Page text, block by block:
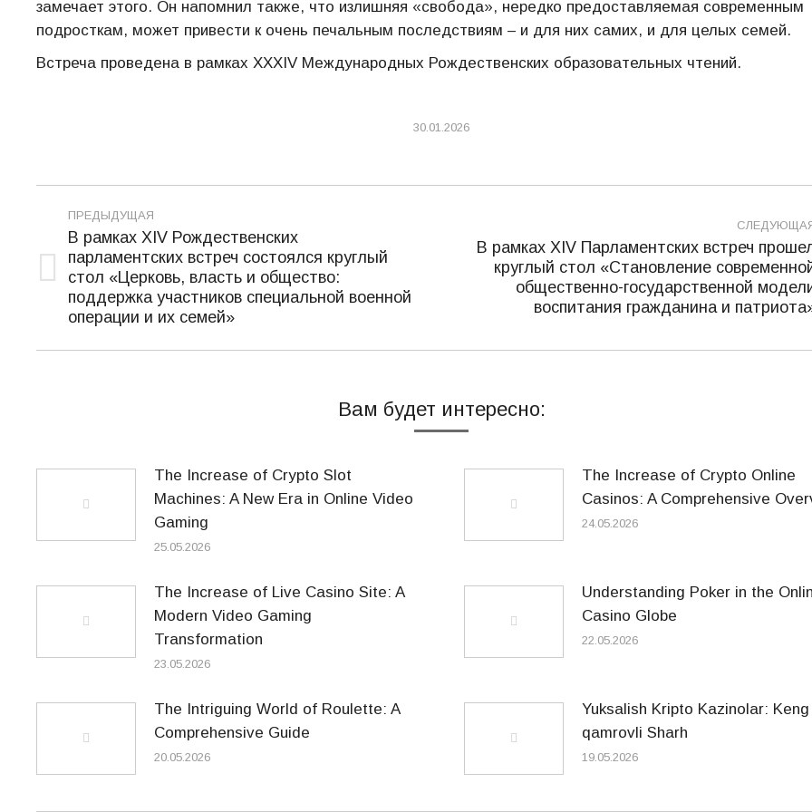
замечает этого. Он напомнил также, что излишняя «свобода», нередко предоставляемая современным
подросткам, может привести к очень печальным последствиям – и для них самих, и для целых семей.
Встреча проведена в рамках XXXIV Международных Рождественских образовательных чтений.
30.01.2026
Навигация
записям
ПРЕДЫДУЩАЯ
Предыдущая
запись:
В рамках XIV Рождественских
парламентских встреч состоялся круглый
стол «Церковь, власть и общество:
поддержка участников специальной военной
операции и их семей»
Следующая
В рамках XIV Парламентских встреч
круглый стол «Становление
общественно-государственной
воспитания гражданина и
Вам будет интересно:
The Increase of Crypto Slot
Machines: A New Era in Online Video
Gaming
25.05.2026
The Increase of Crypto Online
Casinos: A Comprehensive
24.05.2026
The Increase of Live Casino Site: A
Modern Video Gaming
Transformation
23.05.2026
Understanding Poker in the
Casino Globe
22.05.2026
The Intriguing World of Roulette: A
Comprehensive Guide
20.05.2026
Yuksalish Kripto Kazinolar: Keng
qamrovli Sharh
19.05.2026